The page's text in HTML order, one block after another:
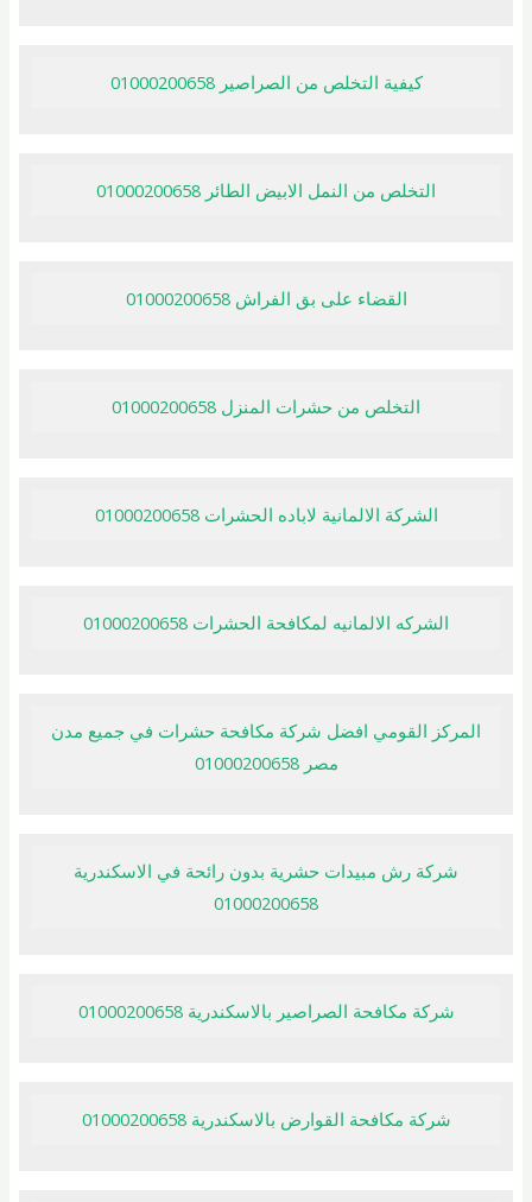
كيفية التخلص من الصراصير 01000200658
التخلص من النمل الابيض الطائر 01000200658
القضاء على بق الفراش 01000200658
التخلص من حشرات المنزل 01000200658
الشركة الالمانية لاباده الحشرات 01000200658
الشركه الالمانيه لمكافحة الحشرات 01000200658
المركز القومي افضل شركة مكافحة حشرات في جميع مدن
مصر 01000200658
شركة رش مبيدات حشرية بدون رائحة في الاسكندرية
01000200658
شركة مكافحة الصراصير بالاسكندرية 01000200658
شركة مكافحة القوارض بالاسكندرية 01000200658